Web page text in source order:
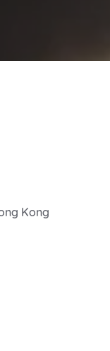
Kong